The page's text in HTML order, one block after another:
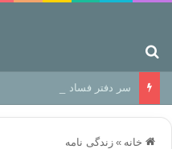
سر دفتر فساد در زمین‌، دوری
خانه » زندگی نامه